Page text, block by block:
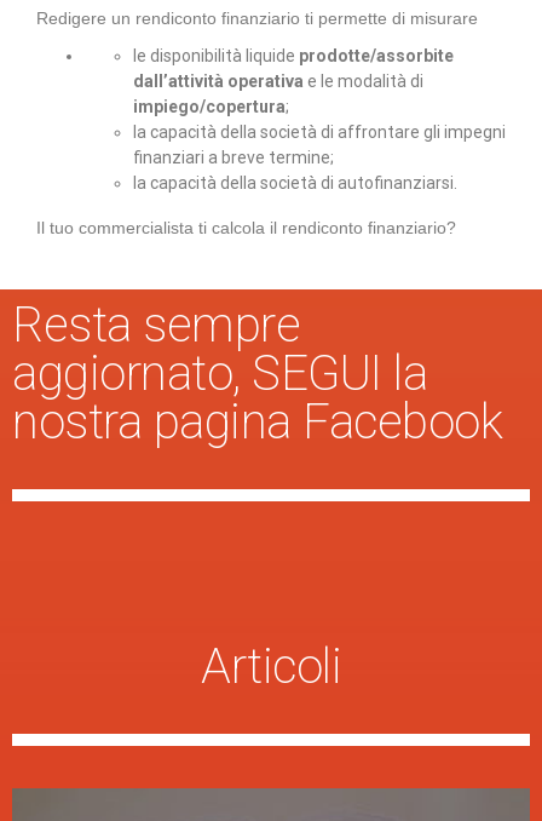
Redigere un rendiconto finanziario ti permette di misurare
le disponibilità liquide prodotte/assorbite
dall’attività operativa e le modalità di
impiego/copertura;
la capacità della società di affrontare gli impegni
finanziari a breve termine;
la capacità della società di autofinanziarsi.
Il tuo commercialista ti calcola il rendiconto finanziario?
Resta sempre
aggiornato, SEGUI la
nostra pagina Facebook
Articoli